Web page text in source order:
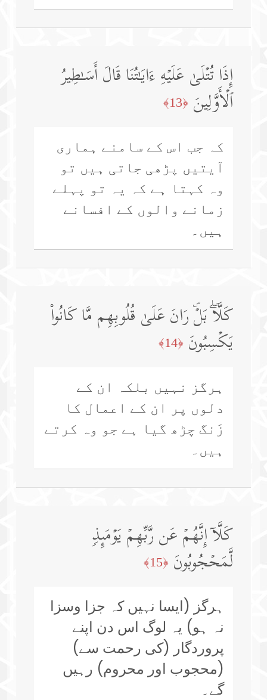
إِذَا تُتۡلَىٰ عَلَیۡهِ ءَایَـٰتُنَا قَالَ أَسَـٰطِیرُ
ٱلۡأَوَّلِینَ ﴿13﴾
کہ جب اس کے سامنے ہماری
آیتیں پڑھی جاتی ہیں تو
وہ کہتا ہے کہ یہ تو پہلے
زمانے والوں کے افسانے
ہیں۔
كَلَّاۖ بَلۡۜ رَانَ عَلَىٰ قُلُوبِهِم مَّا كَانُوا۟
یَكۡسِبُونَ ﴿14﴾
ہرگز نہیں بلکہ ان کے
دلوں پر ان کے اعمال کا
زَنگ چڑھ گیا ہے جو وہ کرتے
ہیں۔
كَلَّاۤ إِنَّهُمۡ عَن رَّبِّهِمۡ یَوۡمَىِٕذࣲ
لَّمَحۡجُوبُونَ ﴿15﴾
ہرگز (ایسا نہیں کہ جزا وسزا
نہ ہو) یہ لوگ اس دن اپنے
پروردگار (کی رحمت سے)
(محجوب اور محروم) رہیں
گے۔